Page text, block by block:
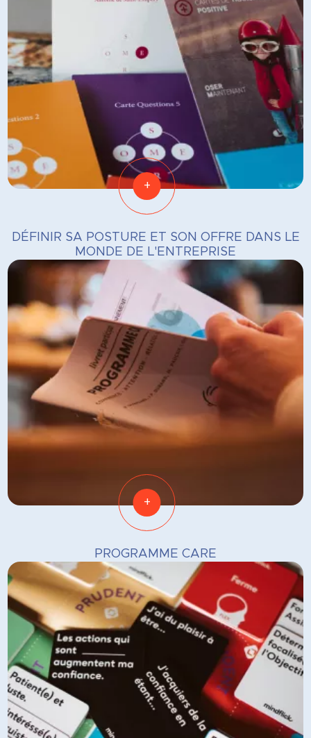
+
DÉFINIR SA POSTURE ET SON OFFRE DANS LE
MONDE DE L'ENTREPRISE
+
PROGRAMME CARE